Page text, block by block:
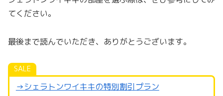
てください。
最後まで読んでいただき、ありがとうございます。
SALE
→シェラトンワイキキの特別割引プラン